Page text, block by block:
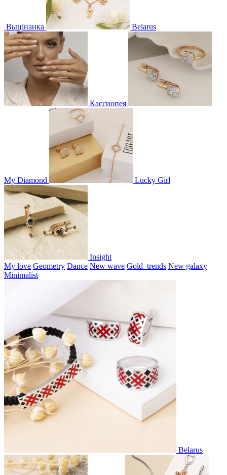
Выцінанка Belarus
Кассиопея
My Diamond Lucky Girl
Insight
My love Geometry Dance New wave Gold_trends New galaxy
Minimalist
Belarus